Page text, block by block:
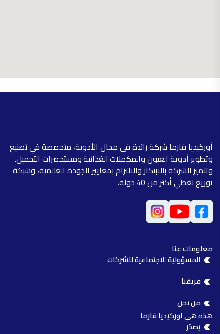
أوركيديا فارما شركة رائدة في مجال الأدوية، متخصصة في تصنيع
وتطوير أدوية العيون والمكملات الغذائية ومستحضرات التجميل.
وتتميز الشركة بالابتكار والالتزام بمعايير الجودة العالمية، وشبكة
توزيع تغطي أكثر من 40 دولة.
معلومات عنا
المسؤولية الاجتماعية للشركات
فريقنا
من نحن
هذه هي اوركيديا فارما
يصدّر